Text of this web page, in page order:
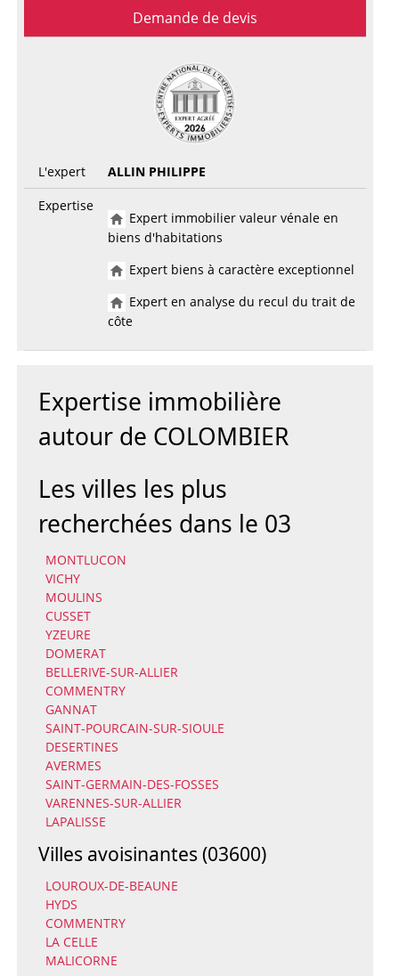
Demande de devis
L'expert
ALLIN PHILIPPE
Expertise
Expert immobilier valeur vénale en
biens d'habitations
Expert biens à caractère exceptionnel
Expert en analyse du recul du trait de
côte
Expertise immobilière
autour de COLOMBIER
Les villes les plus
recherchées dans le 03
MONTLUCON
VICHY
MOULINS
CUSSET
YZEURE
DOMERAT
BELLERIVE-SUR-ALLIER
COMMENTRY
GANNAT
SAINT-POURCAIN-SUR-SIOULE
DESERTINES
AVERMES
SAINT-GERMAIN-DES-FOSSES
VARENNES-SUR-ALLIER
LAPALISSE
Villes avoisinantes (03600)
LOUROUX-DE-BEAUNE
HYDS
COMMENTRY
LA CELLE
MALICORNE